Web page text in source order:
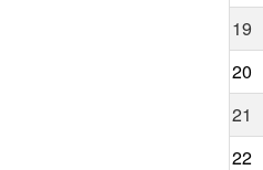
19
20
21
22